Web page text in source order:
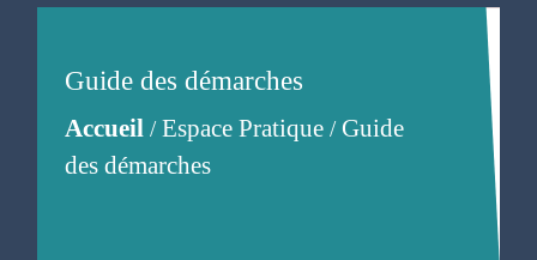
Guide des démarches
Accueil/Espace Pratique/Guide
des démarches